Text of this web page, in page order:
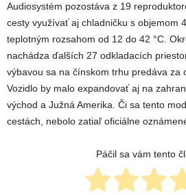
Audiosystém pozostáva z 19
cesty využívať aj chladničku s objemom
teplotným rozsahom od 12 do 42 °C.
nachádza ďalších 27 odkladacích
výbavou sa na čínskom trhu predáva za
Vozidlo by malo expandovať aj na
východ a Južná Amerika. Či sa tento
cestách, nebolo zatiaľ oficiálne
Páčil sa vám tento